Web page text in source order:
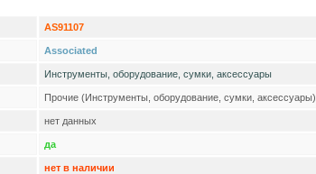
AS91107
Associated
Инструменты, оборудование, сумки, аксессуары
Прочие (Инструменты, оборудование, сумки, аксессуары)
нет данных
да
нет в наличии